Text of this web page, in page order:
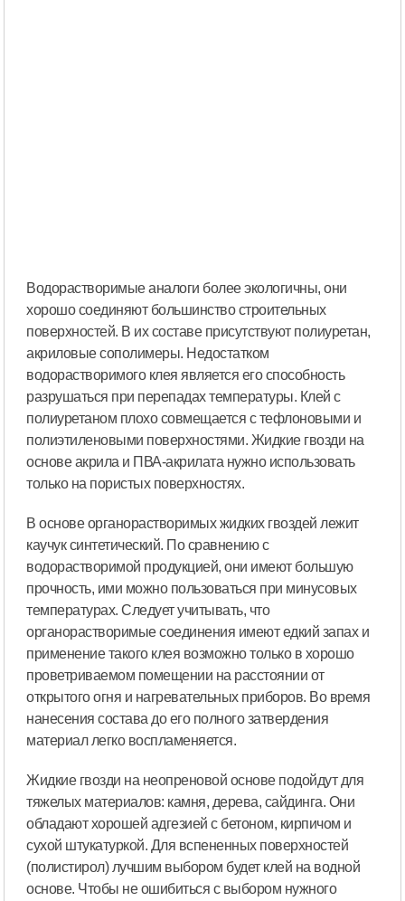
Водорастворимые аналоги более экологичны, они
хорошо соединяют большинство строительных
поверхностей. В их составе присутствуют полиуретан,
акриловые сополимеры. Недостатком
водорастворимого клея является его способность
разрушаться при перепадах температуры. Клей с
полиуретаном плохо совмещается с тефлоновыми и
полиэтиленовыми поверхностями. Жидкие гвозди на
основе акрила и ПВА-акрилата нужно использовать
только на пористых поверхностях.
В основе органорастворимых жидких гвоздей лежит
каучук синтетический. По сравнению с
водорастворимой продукцией, они имеют большую
прочность, ими можно пользоваться при минусовых
температурах. Следует учитывать, что
органорастворимые соединения имеют едкий запах и
применение такого клея возможно только в хорошо
проветриваемом помещении на расстоянии от
открытого огня и нагревательных приборов. Во время
нанесения состава до его полного затвердения
материал легко воспламеняется.
Жидкие гвозди на неопреновой основе подойдут для
тяжелых материалов: камня, дерева, сайдинга. Они
обладают хорошей адгезией с бетоном, кирпичом и
сухой штукатуркой. Для вспененных поверхностей
(полистирол) лучшим выбором будет клей на водной
основе. Чтобы не ошибиться с выбором нужного